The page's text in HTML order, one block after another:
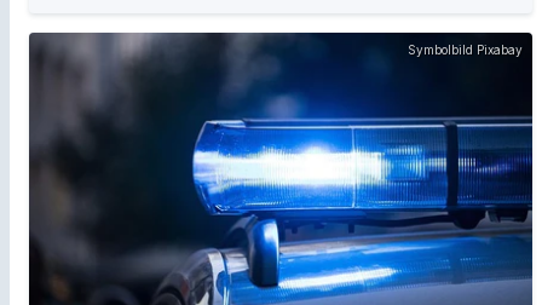
Symbolbild Pixabay